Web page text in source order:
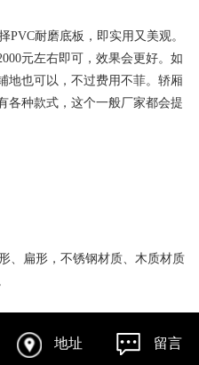
耐磨底板，即实用又美观。
元左右即可，效果会更好。如
地也可以，不过费用不菲。轿厢
各种款式，这个一般厂家都会提
、扁形，不锈钢材质、木质材质
地址 留言